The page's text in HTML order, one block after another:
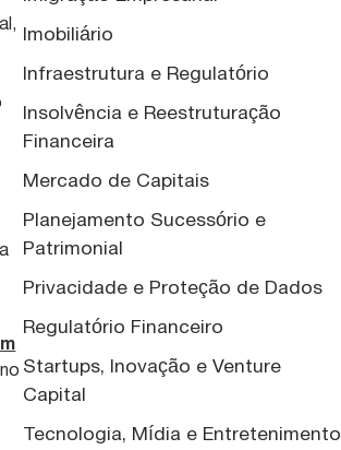
Imobiliário
Infraestrutura e Regulatório
Insolvência e Reestruturação
Financeira
Mercado de Capitais
Planejamento Sucessório e
Patrimonial
Privacidade e Proteção de Dados
Regulatório Financeiro
Startups, Inovação e Venture
Capital
Tecnologia, Mídia e Entretenimento